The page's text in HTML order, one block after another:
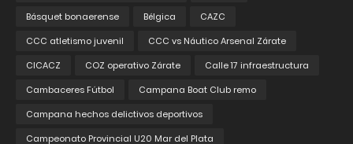
Básquet bonaerense
Bélgica
CAZC
CCC atletismo juvenil
CCC vs Náutico Arsenal Zárate
CICACZ
COZ operativo Zárate
Calle 17 infraestructura
Cambaceres Fútbol
Campana Boat Club remo
Campana hechos delictivos deportivos
Campeonato Provincial U20 Mar del Plata